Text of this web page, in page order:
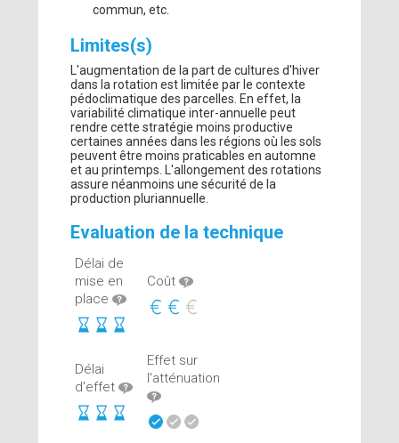
commun, etc.
Limites(s)
L'augmentation de la part de cultures d'hiver
dans la rotation est limitée par le contexte
pédoclimatique des parcelles. En effet, la
variabilité climatique inter-annuelle peut
rendre cette stratégie moins productive
certaines années dans les régions où les sols
peuvent être moins praticables en automne
et au printemps. L'allongement des rotations
assure néanmoins une sécurité de la
production pluriannuelle.
Evaluation de la technique
Délai de
mise en
place
Coût
Délai
d'effet
Effet sur
l'atténuation